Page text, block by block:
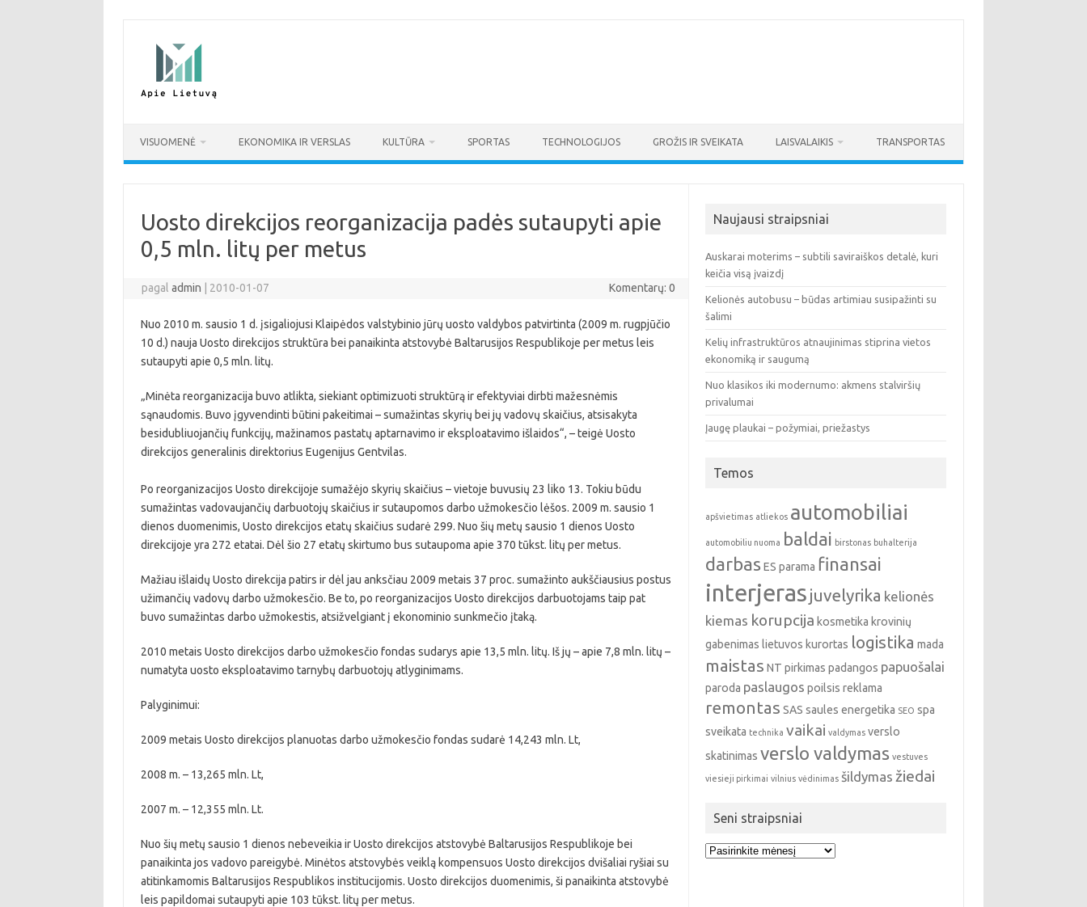
VISUOMENĖ EKONOMIKA IR VERSLAS KULTŪRA SPORTAS TECHNOLOGIJOS GROŽIS IR SVEIKATA LAISVALAIKIS TRANSPORTAS
Uosto direkcijos reorganizacija padės sutaupyti apie
0,5 mln. litų per metus
pagaladmin 2010-01-07 Komentarų: 0
Nuo 2010 m. sausio 1 d. įsigaliojusi Klaipėdos valstybinio jūrų uosto valdybos patvirtinta (2009 m. rugpjūčio
10 d.) nauja Uosto direkcijos struktūra bei panaikinta atstovybė Baltarusijos Respublikoje per metus leis
sutaupyti apie 0,5 mln. litų.
„Minėta reorganizacija buvo atlikta, siekiant optimizuoti struktūrą ir efektyviai dirbti mažesnėmis
sąnaudomis. Buvo įgyvendinti būtini pakeitimai – sumažintas skyrių bei jų vadovų skaičius, atsisakyta
besidubliuojančių funkcijų, mažinamos pastatų aptarnavimo ir eksploatavimo išlaidos“, – teigė Uosto
direkcijos generalinis direktorius Eugenijus Gentvilas.
Po reorganizacijos Uosto direkcijoje sumažėjo skyrių skaičius – vietoje buvusių 23 liko 13. Tokiu būdu
sumažintas vadovaujančių darbuotojų skaičius ir sutaupomos darbo užmokesčio lėšos. 2009 m. sausio 1
dienos duomenimis, Uosto direkcijos etatų skaičius sudarė 299. Nuo šių metų sausio 1 dienos Uosto
direkcijoje yra 272 etatai. Dėl šio 27 etatų skirtumo bus sutaupoma apie 370 tūkst. litų per metus.
Mažiau išlaidų Uosto direkcija patirs ir dėl jau anksčiau 2009 metais 37 proc. sumažinto aukščiausius postus
užimančių vadovų darbo užmokesčio. Be to, po reorganizacijos Uosto direkcijos darbuotojams taip pat
buvo sumažintas darbo užmokestis, atsižvelgiant į ekonominio sunkmečio įtaką.
2010 metais Uosto direkcijos darbo užmokesčio fondas sudarys apie 13,5 mln. litų. Iš jų – apie 7,8 mln. litų –
numatyta uosto eksploatavimo tarnybų darbuotojų atlyginimams.
Palyginimui:
2009 metais Uosto direkcijos planuotas darbo užmokesčio fondas sudarė 14,243 mln. Lt,
2008 m. – 13,265 mln. Lt,
2007 m. – 12,355 mln. Lt.
Nuo šių metų sausio 1 dienos nebeveikia ir Uosto direkcijos atstovybė Baltarusijos Respublikoje bei
panaikinta jos vadovo pareigybė. Minėtos atstovybės veiklą kompensuos Uosto direkcijos dvišaliai ryšiai su
atitinkamomis Baltarusijos Respublikos institucijomis. Uosto direkcijos duomenimis, ši panaikinta atstovybė
leis papildomai sutaupyti apie 103 tūkst. litų per metus.
Naujausi straipsniai
Auskarai moterims – subtili saviraiškos detalė, kuri
keičia visą įvaizdį
Kelionės autobusu – būdas artimiau susipažinti su
šalimi
Kelių infrastruktūros atnaujinimas stiprina vietos
ekonomiką ir saugumą
Nuo klasikos iki modernumo: akmens stalviršių
privalumai
Įaugę plaukai – požymiai, priežastys
Temos
apšvietimas atliekos automobiliai
automobiliu nuoma baldai birstonas buhalterija
darbas ES parama finansai
interjeras juvelyrika kelionės
kiemas korupcija kosmetika krovinių
gabenimas lietuvos kurortas logistika mada
maistas NT pirkimas padangos papuošalai
paroda paslaugos poilsis reklama
remontas SAS saules energetika SEO spa
sveikata technika vaikai valdymas verslo
skatinimas verslo valdymas vestuves
viesieji pirkimai vilnius vėdinimas šildymas žiedai
Seni straipsniai
Seni